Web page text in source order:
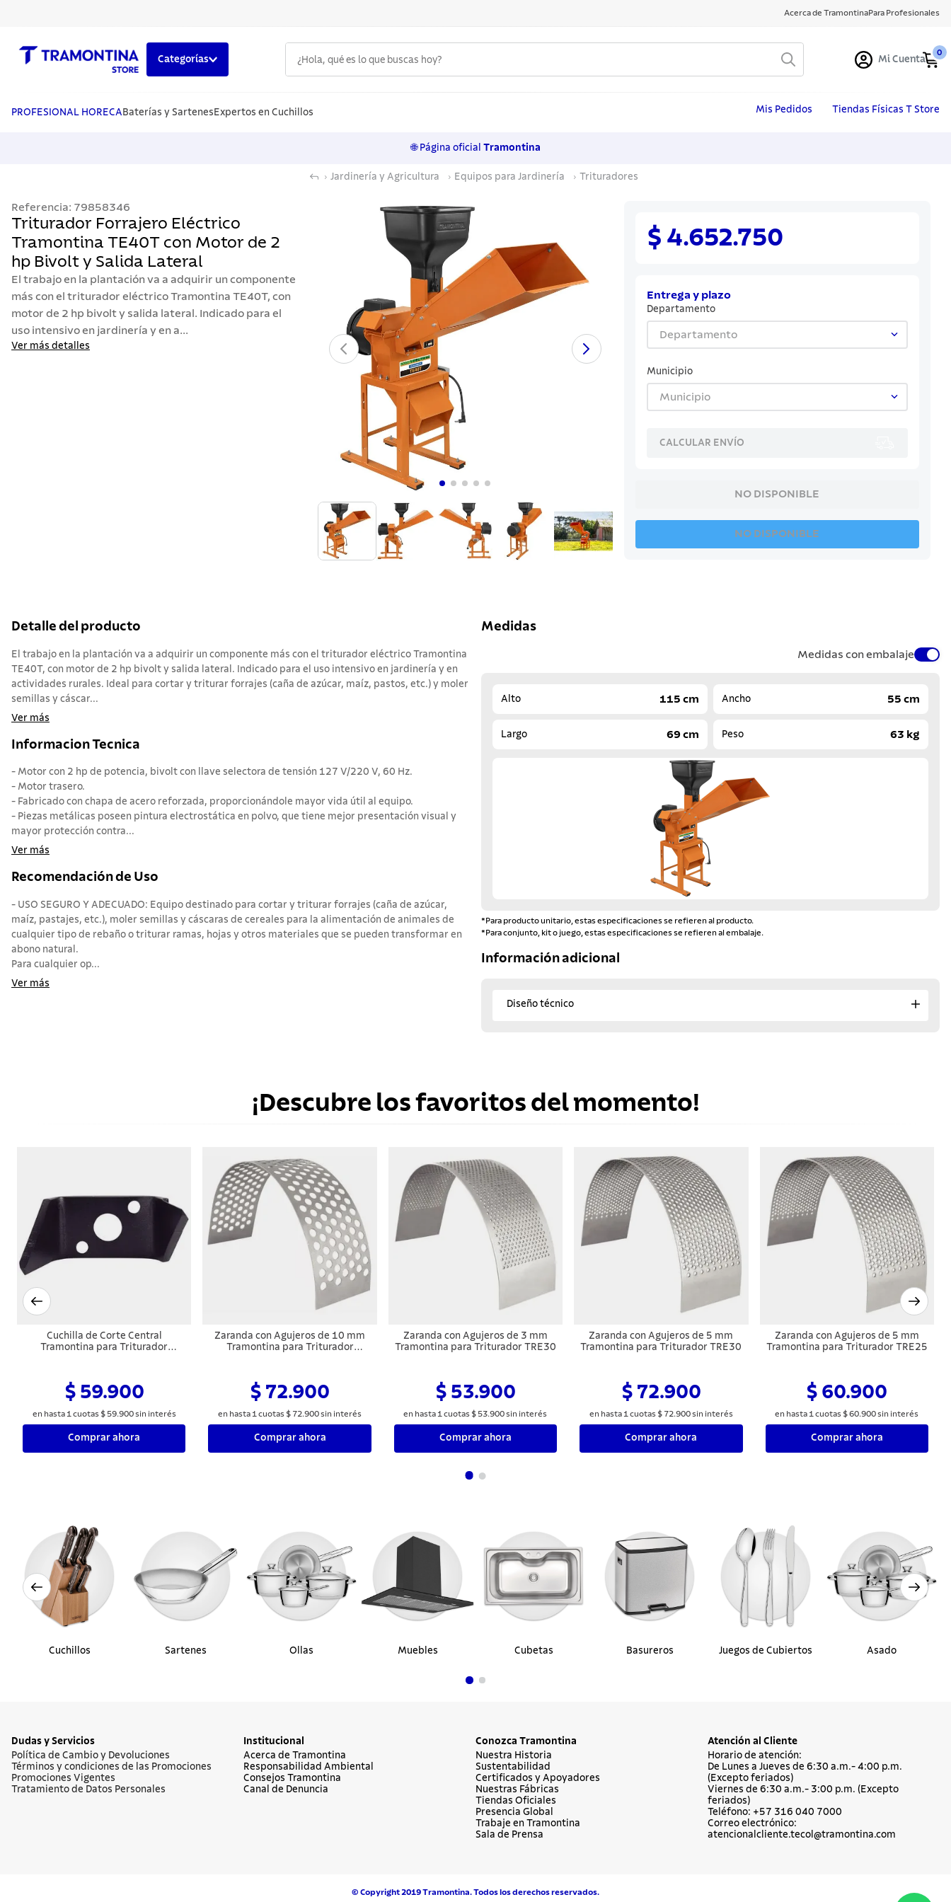
Acerca de TramontinaPara Profesionales
Categorías Mi Cuenta
0
PROFESIONAL HORECA Baterías y Sartenes Expertos en Cuchillos Mis Pedidos Tiendas Físicas T Store
🌐 Página oficial Tramontina
Jardinería y Agricultura Equipos para Jardinería Trituradores
Referencia: 79858346
Triturador Forrajero Eléctrico
Tramontina TE40T con Motor de 2
hp Bivolt y Salida Lateral
El trabajo en la plantación va a adquirir un componente
más con el triturador eléctrico Tramontina TE40T, con
motor de 2 hp bivolt y salida lateral. Indicado para el
uso intensivo en jardinería y en a...
Ver más detalles
$ 4.652.750
Entrega y plazo
Departamento
Departamento
Municipio
Municipio
CALCULAR ENVÍO
NO DISPONIBLE
NO DISPONIBLE
Detalle del producto
El trabajo en la plantación va a adquirir un componente más con el triturador eléctrico Tramontina
TE40T, con motor de 2 hp bivolt y salida lateral. Indicado para el uso intensivo en jardinería y en
actividades rurales. Ideal para cortar y triturar forrajes (caña de azúcar, maíz, pastos, etc.) y moler
semillas y cáscar...
Ver más
Informacion Tecnica
- Motor con 2 hp de potencia, bivolt con llave selectora de tensión 127 V/220 V, 60 Hz.
- Motor trasero.
- Fabricado con chapa de acero reforzada, proporcionándole mayor vida útil al equipo.
- Piezas metálicas poseen pintura electrostática en polvo, que tiene mejor presentación visual y
mayor protección contra...
Ver más
Recomendación de Uso
- USO SEGURO Y ADECUADO: Equipo destinado para cortar y triturar forrajes (caña de azúcar,
maíz, pastajes, etc.), moler semillas y cáscaras de cereales para la alimentación de animales de
cualquier tipo de rebaño o triturar ramas, hojas y otros materiales que se pueden transformar en
abono natural.
Para cualquier op...
Ver más
Medidas
Medidas con embalaje
Alto 115 cm Ancho 55 cm
Largo 69 cm Peso 63 kg
*Para producto unitario, estas especificaciones se refieren al producto.
*Para conjunto, kit o juego, estas especificaciones se refieren al embalaje.
Información adicional
Diseño técnico
¡Descubre los favoritos del momento!
Cuchilla de Corte Central
Tramontina para Triturador
$ 59.900
en hasta 1 cuotas $ 59.900sin interés
Comprar ahora
Zaranda con Agujeros de 10 mm
Tramontina para Triturador
$ 72.900
en hasta 1 cuotas $ 72.900sin interés
Comprar ahora
Zaranda con Agujeros de 3 mm
Tramontina para Triturador TRE30
$ 53.900
en hasta 1 cuotas $ 53.900sin interés
Comprar ahora
Zaranda con Agujeros de 5 mm
Tramontina para Triturador TRE30
$ 72.900
en hasta 1 cuotas $ 72.900sin interés
Comprar ahora
Zaranda con Agujeros de 5 mm
Tramontina para Triturador TRE25
$ 60.900
en hasta 1 cuotas $60.900sin interés
Comprar ahora
Cuchillos Sartenes Ollas Muebles Cubetas Basureros Juegos de Cubiertos Asado
Dudas y Servicios
Política de Cambio y Devoluciones
Términos y condiciones de las Promociones
Promociones Vigentes
Tratamiento de Datos Personales
Institucional
Acerca de Tramontina
Responsabilidad Ambiental
Consejos Tramontina
Canal de Denuncia
Conozca Tramontina
Nuestra Historia
Sustentabilidad
Certificados y Apoyadores
Nuestras Fábricas
Tiendas Oficiales
Presencia Global
Trabaje en Tramontina
Sala de Prensa
Atención al Cliente
Horario de atención:
De Lunes a Jueves de 6:30 a.m.- 4:00 p.m.
(Excepto feriados)
Viernes de 6:30 a.m.- 3:00 p.m. (Excepto
feriados)
Teléfono: +57 316 040 7000
Correo electrónico:
atencionalcliente.tecol@tramontina.com
© Copyright 2019 Tramontina. Todos los derechos reservados.
1.
cuchillos
5
ollas